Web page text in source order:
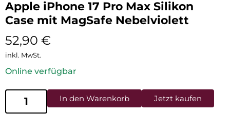
Apple iPhone 17 Pro Max Silikon
Case mit MagSafe Nebelviolett
52,90 €
inkl. MwSt.
Online verfügbar
In den Warenkorb Jetzt kaufen